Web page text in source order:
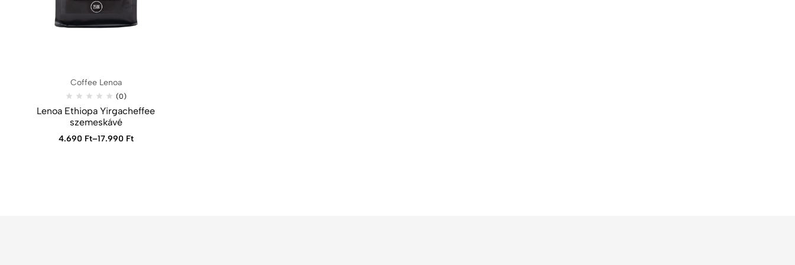
Coffee Lenoa
(0)
Lenoa Ethiopa Yirgacheffee
szemeskávé
4.690 Ft–17.990 Ft